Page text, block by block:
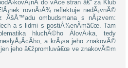
do vÃ­ce stran â€“ za Klub
rovnÄ›Å¾ reflektuje nedÃ¡vnÃ©
ÃšÅ™adu ombudsmana s nÃ¡zvem:
a s lidmi s postiÅ¾enÃ­mâ€œ. Tam
hluchÃ©ho ÄlovÄ›ka, tedy
a krÃ¡sa jeho znakovÃ©
jeho â€žpromluvâ€œ ve znakovÃ©m